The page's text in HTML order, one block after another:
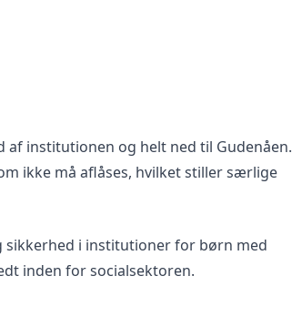
af institutionen og helt ned til Gudenåen.
ikke må aflåses, hvilket stiller særlige
sikkerhed i institutioner for børn med
inden for socialsektoren.